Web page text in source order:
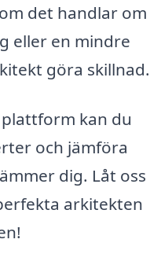
det handlar om
eller en mindre
göra skillnad.
kan du
och jämföra
dig. Låt oss
arkitekten